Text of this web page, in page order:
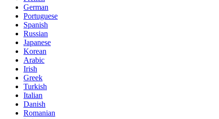
German
Portuguese
Spanish
Russian
Japanese
Korean
Arabic
Irish
Greek
Turkish
Italian
Danish
Romanian